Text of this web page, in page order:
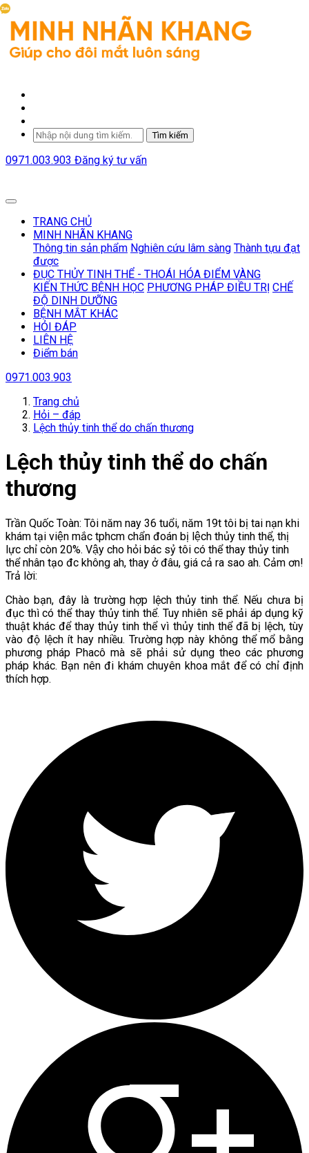
Tìm kiếm
0971.003.903 Đăng ký tư vấn
TRANG CHỦ
MINH NHÃN KHANG
Thông tin sản phẩm Nghiên cứu lâm sàng Thành tựu đạt
được
ĐỤC THỦY TINH THỂ - THOÁI HÓA ĐIỂM VÀNG
KIẾN THỨC BỆNH HỌC PHƯƠNG PHÁP ĐIỀU TRỊ CHẾ
ĐỘ DINH DƯỠNG
BỆNH MẮT KHÁC
HỎI ĐÁP
LIÊN HỆ
Điểm bán
0971.003.903
Trang chủ
Hỏi – đáp
Lệch thủy tinh thể do chấn thương
Lệch thủy tinh thể do chấn
thương
Trần Quốc Toàn: Tôi năm nay 36 tuổi, năm 19t tôi bị tai nạn khi
khám tại viện mắc tphcm chẩn đoán bị lệch thủy tinh thể, thị
lực chỉ còn 20%. Vậy cho hỏi bác sỷ tôi có thể thay thủy tinh
thể nhân tạo đc không ah, thay ở đâu, giá cả ra sao ah. Cảm ơn!
Trả lời:
Chào bạn, đây là trường hợp lệch thủy tinh thể. Nếu chưa bị
đục thì có thể thay thủy tinh thể. Tuy nhiên sẽ phải áp dụng kỹ
thuật khác để thay thủy tinh thể vì thủy tinh thể đã bị lệch, tùy
vào độ lệch ít hay nhiều. Trường hợp này không thể mổ bằng
phương pháp Phacô mà sẽ phải sử dụng theo các phương
pháp khác. Bạn nên đi khám chuyên khoa mắt để có chỉ định
thích hợp.